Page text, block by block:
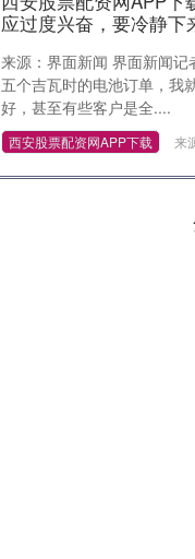
应过度兴奋，要冷静下
来源：界面新闻 界面新闻
五个吉瓦时的电池订单，我
好，甚至有些客户是全....
西安股票配资网APP下载 来